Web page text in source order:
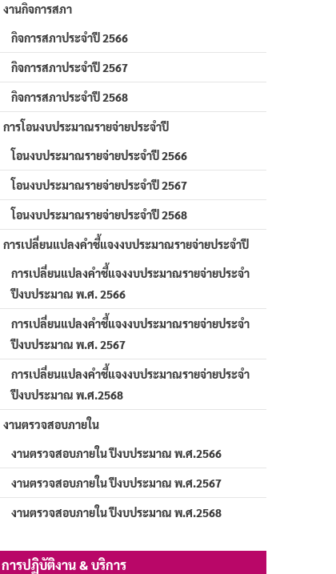
งานกิจการสภา
กิจการสภาประจำปี 2566
กิจการสภาประจำปี 2567
กิจการสภาประจำปี 2568
การโอนงบประมาณรายจ่ายประจำปี
โอนงบประมาณรายจ่ายประจำปี 2566
โอนงบประมาณรายจ่ายประจำปี 2567
โอนงบประมาณรายจ่ายประจำปี 2568
การเปลี่ยนแปลงคำชี้แจงงบประมาณรายจ่ายประจำปี
การเปลี่ยนแปลงคำชี้แจงงบประมาณรายจ่ายประจำ
ปีงบประมาณ พ.ศ. 2566
การเปลี่ยนแปลงคำชี้แจงงบประมาณรายจ่ายประจำ
ปีงบประมาณ พ.ศ. 2567
การเปลี่ยนแปลงคำชี้แจงงบประมาณรายจ่ายประจำ
ปีงบประมาณ พ.ศ.2568
งานตรวจสอบภายใน
งานตรวจสอบภายใน ปีงบประมาณ พ.ศ.2566
งานตรวจสอบภายใน ปีงบประมาณ พ.ศ.2567
งานตรวจสอบภายใน ปีงบประมาณ พ.ศ.2568
การปฏิบัติงาน & บริการ